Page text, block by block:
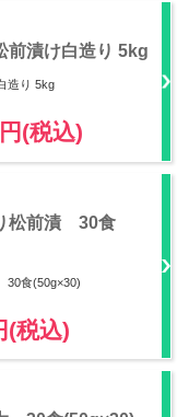
前漬け白造り 5kg
造り 5kg
(税込)
松前漬 30食
30食(50g×30)
(税込)